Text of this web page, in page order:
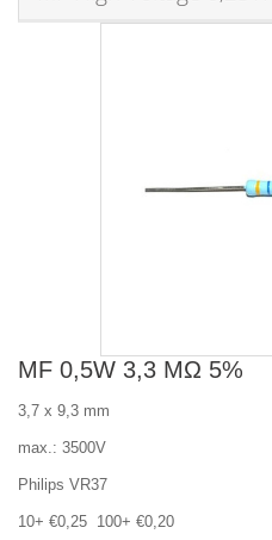
MF 0,5W 3,3 MΩ 5%
3,7 x 9,3 mm
max.: 3500V
Philips VR37
10+ €0,25 100+ €0,20